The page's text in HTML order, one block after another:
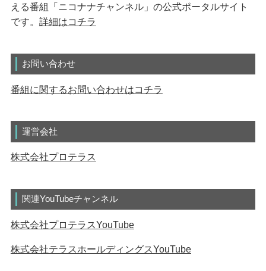
える番組「ニコナナチャンネル」の公式ポータルサイト
です。 詳細はコチラ
お問い合わせ
番組に関するお問い合わせはコチラ
運営会社
株式会社プロテラス
関連YouTubeチャンネル
株式会社プロテラスYouTube
株式会社テラスホールディングスYouTube